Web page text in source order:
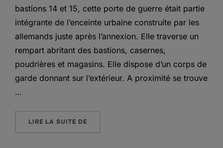
bastions 14 et 15, cette porte de guerre était partie
intégrante de l’enceinte urbaine construite par les
allemands juste après l’annexion. Elle traverse un
rempart abritant des bastions, casernes,
poudrières et magasins. Elle dispose d’un corps de
garde donnant sur l’extérieur. A proximité se trouve
…
LIRE LA SUITE DE